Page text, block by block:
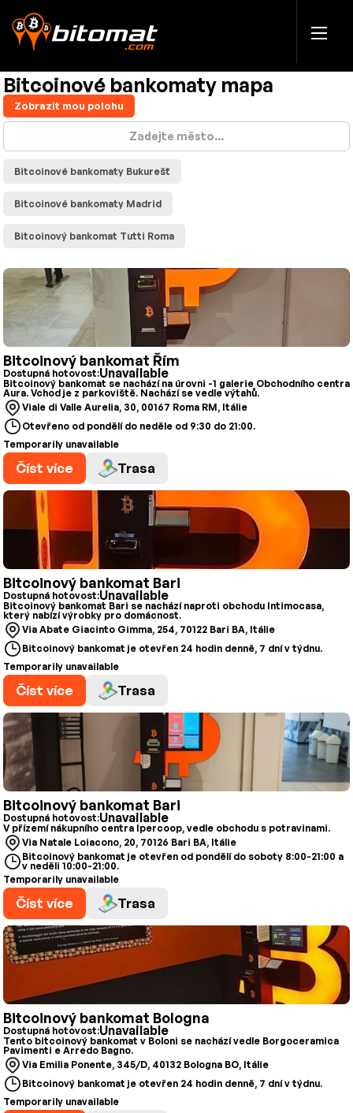
Bitcoinové bankomaty mapa
Zobrazit mou polohu
Bitcoinové bankomaty Bukurešť
Bitcoinové bankomaty Madrid
Bitcoinový bankomat Tutti Roma
Bitcoinový bankomat Řím
Dostupná hotovost:Unavailable
Bitcoinový bankomat se nachází na úrovni -1 galerie Obchodního centra
Aura. Vchod je z parkoviště. Nachází se vedle výtahů.
Viale di Valle Aurelia, 30, 00167 Roma RM, Itálie
Otevřeno od pondělí do neděle od 9:30 do 21:00.
Temporarily unavailable
Číst více Trasa
Bitcoinový bankomat Bari
Dostupná hotovost:Unavailable
Bitcoinový bankomat Bari se nachází naproti obchodu Intimocasa,
který nabízí výrobky pro domácnost.
Via Abate Giacinto Gimma, 254, 70122 Bari BA, Itálie
Bitcoinový bankomat je otevřen 24 hodin denně, 7 dní v týdnu.
Temporarily unavailable
Číst více Trasa
Bitcoinový bankomat Bari
Dostupná hotovost:Unavailable
V přízemí nákupního centra Ipercoop, vedle obchodu s potravinami.
Via Natale Loiacono, 20, 70126 Bari BA, Itálie
Bitcoinový bankomat je otevřen od pondělí do soboty 8:00-21:00 a
v neděli 10:00-21:00.
Temporarily unavailable
Číst více Trasa
Bitcoinový bankomat Bologna
Dostupná hotovost:Unavailable
Tento bitcoinový bankomat v Boloni se nachází vedle Borgoceramica
Pavimenti e Arredo Bagno.
Via Emilia Ponente, 345/D, 40132 Bologna BO, Itálie
Bitcoinový bankomat je otevřen 24 hodin denně, 7 dní v týdnu.
Temporarily unavailable